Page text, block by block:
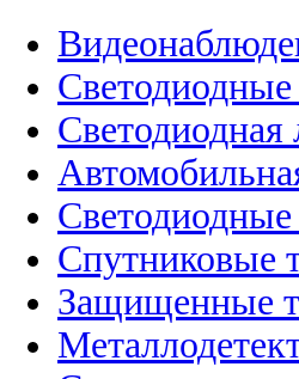
Светодиодная
Светодиодные
Спутниковые
Защищенные